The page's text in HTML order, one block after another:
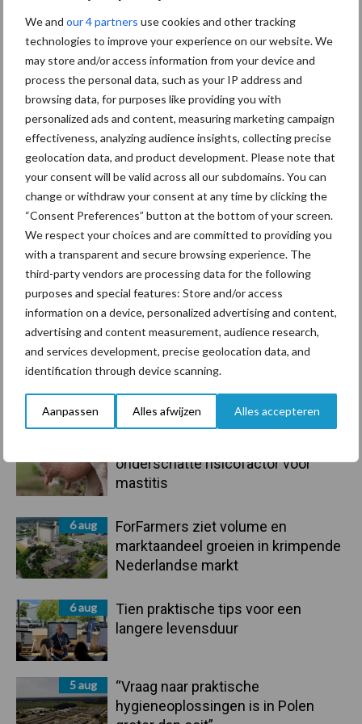
We and our 4 partners use cookies and other tracking
technologies to improve your experience on our website. We
may store and/or access information from your device and
process the personal data, such as your IP address and
browsing data, for purposes like providing you with
personalized ads and content, measuring marketing campaign
effectiveness, analyzing audience insights, collecting precise
geolocation data, and product development. Please note that
your consent will be valid across all our subdomains. You can
change or withdraw your consent at any time by clicking the
“Consent Preferences” button at the bottom of your screen.
We respect your choices and are committed to providing you
with a transparent and secure browsing experience. The
third-party vendors are processing data for the following
purposes and special features: Store and/or access
information on a device, personalized advertising and content,
advertising and content measurement, audience research,
and services development, precise geolocation data, and
identification through device scanning.
Aanpassen Alles afwijzen Alles accepteren
Primaire
Sidebar
Recent nieuws Partner nieuws
7 aug
Grondstoffenmarkt blijft grillig:
droogte en geopolitiek houden
handel in de greep
onderschatte risicofactor voor
mastitis
6 aug
ForFarmers ziet volume en
marktaandeel groeien in krimpende
Nederlandse markt
6 aug
Tien praktische tips voor een
langere levensduur
5 aug
“Vraag naar praktische
hygieneoplossingen is in Polen
Diergezondheid Bemesting Fokkerij
Mastitis Hittestress
Toon meer